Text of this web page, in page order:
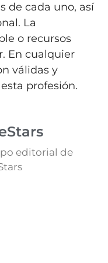
de cada uno, así
La
o recursos
En cualquier
válidas y
profesión.
editorial de